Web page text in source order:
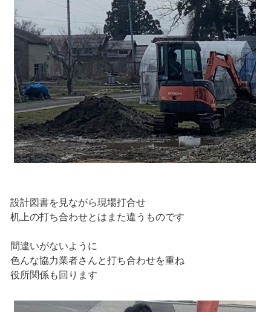
設計図書を見ながら現場打合せ
机上の打ち合わせとはまた違うものです
間違いがないように
色んな協力業者さんと打ち合わせを重ね
役所関係も回ります